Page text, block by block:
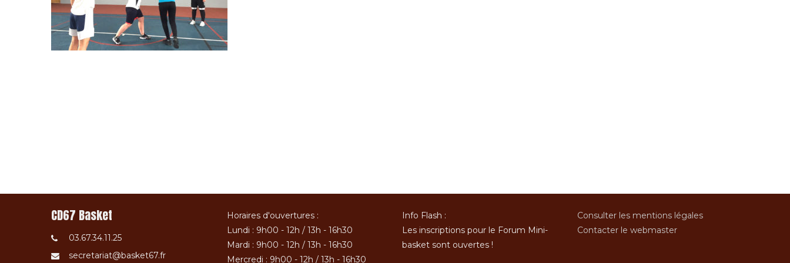
CD67 Basket
03.67.34.11.25
secretariat@basket67.fr
Horaires d'ouvertures :
Lundi : 9h00 - 12h / 13h - 16h30
Mardi : 9h00 - 12h / 13h - 16h30
Mercredi : 9h00 - 12h / 13h - 16h30
Info Flash :
Les inscriptions pour le Forum Mini-
basket sont ouvertes !
Consulter les mentions légales
Contacter le webmaster